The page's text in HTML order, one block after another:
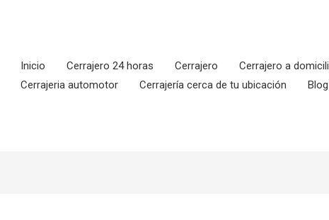
Inicio
Cerrajero 24 horas Cerrajero Cerrajero a
Cerrajeria automotor
Cerrajería cerca de tu ubicación Blog